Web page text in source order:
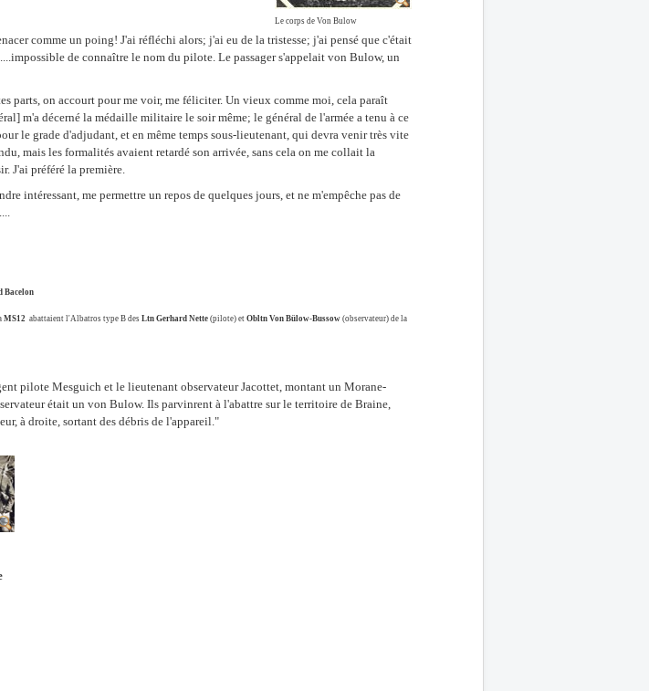
Le corps de Von Bulow
comme un poing! J'ai réfléchi alors; j'ai eu de la tristesse; j'ai pensé que c'était
de connaître le nom du pilote. Le passager s'appelait von Bulow, un
parts, on accourt pour me voir, me féliciter. Un vieux comme moi, cela paraît
m'a décerné la médaille militaire le soir même; le général de l'armée a tenu à ce
le grade d'adjudant, et en même temps sous-lieutenant, qui devra venir très vite
mais les formalités avaient retardé son arrivée, sans cela on me collait la
J'ai préféré la première.
intéressant, me permettre un repos de quelques jours, et ne m'empêche pas de
Bacelon
MS12 abattaient l'Albatros type B des Ltn Gerhard Nette (pilote) et Obltn Von Bülow-Bussow (observateur) de la
pilote Mesguich et le lieutenant observateur Jacottet, montant un Morane-
était un von Bulow. Ils parvinrent à l'abattre sur le territoire de Braine,
à droite, sortant des débris de l'appareil."